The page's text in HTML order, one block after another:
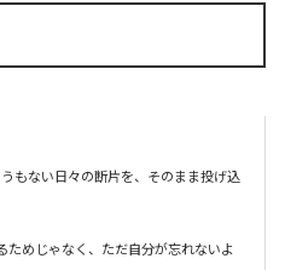
もない日々の断片を、そのまま投げ込
ためじゃなく、ただ自分が忘れないよ